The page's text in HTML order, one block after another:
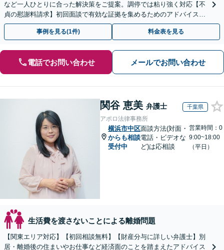
など一人ひとりに合った解決策をご提案。調停では粘り強く対応【不
貞の慰謝料請求】初回面談で有効な証拠を集めるためのアドバイスを
します。お気軽にご相談ください
事例を見る(1件) 料金表を見る
電話でお問い合わせ メールでお問い合わせ
関谷 恵美 弁護士 千葉県
アポロ法律事務所
横浜市中区
からも相談
受付中
面談方法(対面・
電話・ビデオな
ど)は応相談
営業時間：0
9:00~18:00
（平日）
生活費を渡さないことによる離婚問題
【関東エリア対応】【初回相談無料】【財産分与に詳しい弁護士】別
居・離婚後の住まいやお仕事など経済面のことを踏まえたアドバイス